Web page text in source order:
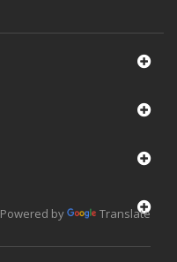
Powered by Translate